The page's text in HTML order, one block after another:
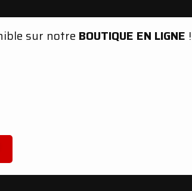
sur notre BOUTIQUE EN LIGNE !